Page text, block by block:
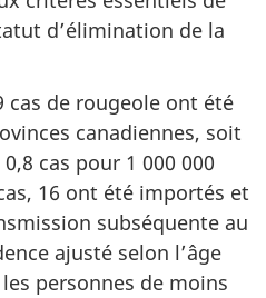
d’élimination de la
cas de rougeole ont été
canadiennes, soit
cas pour 1 000 000
16 ont été importés et
subséquente au
ajusté selon l’âge
personnes de moins